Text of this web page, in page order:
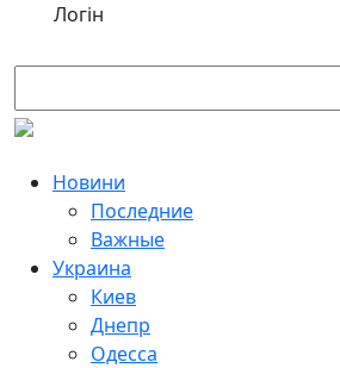
Логін
Новини
Последние
Важные
Украина
Киев
Днепр
Одесса